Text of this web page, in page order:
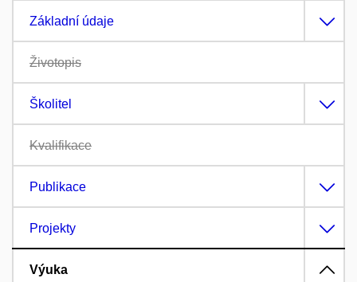
Základní údaje
Životopis
Školitel
Kvalifikace
Publikace
Projekty
Výuka